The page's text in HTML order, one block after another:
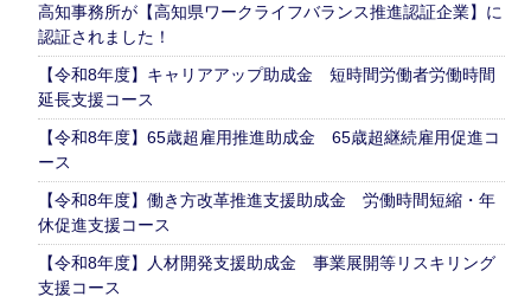
高知事務所が【高知県ワークライフバランス推進認証企業】に
認証されました！
【令和8年度】キャリアアップ助成金 短時間労働者労働時間
延長支援コース
【令和8年度】65歳超雇用推進助成金 65歳超継続雇用促進コ
ース
【令和8年度】働き方改革推進支援助成金 労働時間短縮・年
休促進支援コース
【令和8年度】人材開発支援助成金 事業展開等リスキリング
支援コース